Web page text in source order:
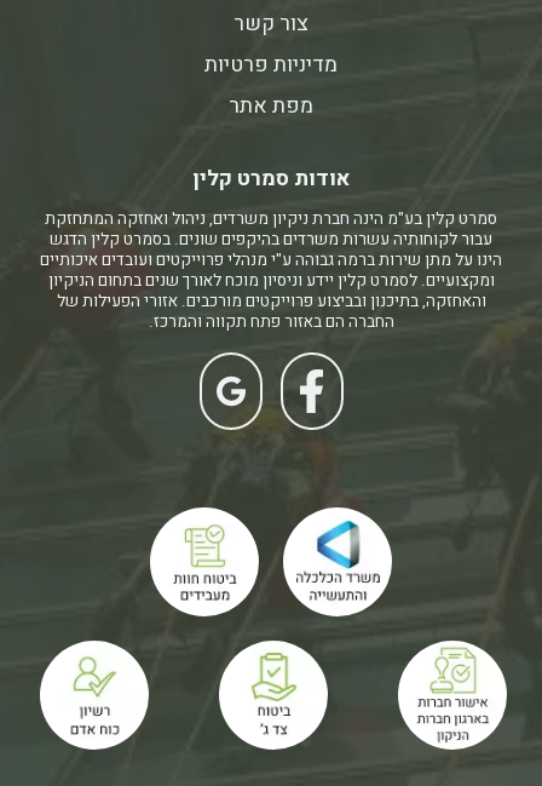
אודות סמרט קלין
סמרט קלין בע"מ הינה חברת ניקיון משרדים, ניהול ואחזקה המתחזקת
עבור לקוחותיה עשרות משרדים בהיקפים שונים. בסמרט קלין הדגש
הינו על מתן שירות ברמה גבוהה ע"י מנהלי פרוייקטים ועובדים איכותיים
ומקצועיים. לסמרט קלין יידע וניסיון מוכח לאורך שנים בתחום הניקיון
והאחזקה, בתיכנון ובביצוע פרוייקטים מורכבים. אזורי הפעילות של
החברה הם באזור פתח תקווה והמרכז.
צור קשר
מדיניות פרטיות
מפת אתר